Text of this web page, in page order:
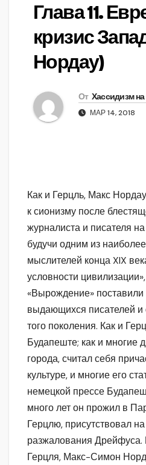
Глава 11.
кризис
Нордау)
От Хассидизм
МАР 14, 2018
Как и Герцль, Макс
к сионизму после
журналиста и писателя
будучи одним из
мыслителей конца XIX
условности
«Вырождение» поставили
выдающихся писателей и
того поколения. Как и
Будапеште; как и многие
города, считал себя
культуре, и многие его
немецкой прессе
много лет он прожил в
Герцлю, присутствовал
разжалования Дрейфуса.
Герцля, Макс-Симон